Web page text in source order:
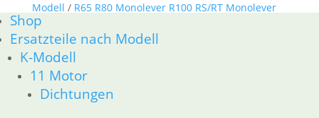
Shop
Ersatzteile nach Modell
K-Modell
11 Motor
Dichtungen
Modell / R65 R80 Monolever R100 RS/RT Monolever
ab 1984
61 Fahrzeugelektrik
BMW R65 R80 Monolever R100 RS/RT Monolever ab
1984 61 Fahrzeugelektrik